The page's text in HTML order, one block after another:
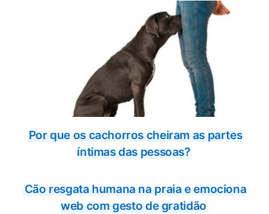
Por que os cachorros cheiram as partes
íntimas das pessoas?
Cão resgata humana na praia e emociona
web com gesto de gratidão